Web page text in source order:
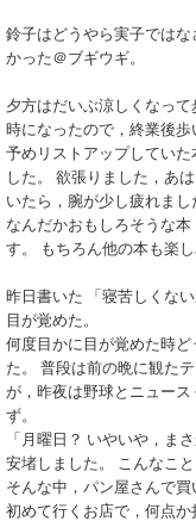
鈴子はどうやら実子では
かった＠ブギウギ。
夕方はだいぶ涼しくなっ
時になったので，終業後歩
予めリストアップしてい
した。 欲張りました，あ
いたら，腕が少し疲れまし
なんだかおもしろそうな
す。 もちろん他の本も楽し
昨日書いた 「寝苦しくな
目が覚めた。
何度目かに目が覚めた時
た。 普段は前の晩に観た
が，昨夜は野球とニュー
ず。
「月曜日？ いやいや，ま
安堵しました。 こんなこ
そんな中，パン屋さんで買
初めて行くお店で，何点